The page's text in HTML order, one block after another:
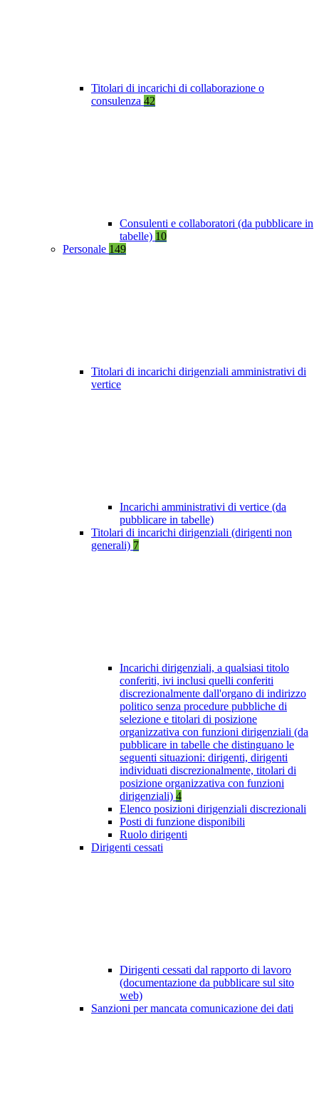
Titolari di incarichi di collaborazione o
consulenza 42
Consulenti e collaboratori (da pubblicare in
tabelle) 10
Personale 149
Titolari di incarichi dirigenziali amministrativi di
vertice
Incarichi amministrativi di vertice (da
pubblicare in tabelle)
Titolari di incarichi dirigenziali (dirigenti non
generali) 7
Incarichi dirigenziali, a qualsiasi titolo
conferiti, ivi inclusi quelli conferiti
discrezionalmente dall'organo di indirizzo
politico senza procedure pubbliche di
selezione e titolari di posizione
organizzativa con funzioni dirigenziali (da
pubblicare in tabelle che distinguano le
seguenti situazioni: dirigenti, dirigenti
individuati discrezionalmente, titolari di
posizione organizzativa con funzioni
dirigenziali) 4
Elenco posizioni dirigenziali discrezionali
Posti di funzione disponibili
Ruolo dirigenti
Dirigenti cessati
Dirigenti cessati dal rapporto di lavoro
(documentazione da pubblicare sul sito
web)
Sanzioni per mancata comunicazione dei dati